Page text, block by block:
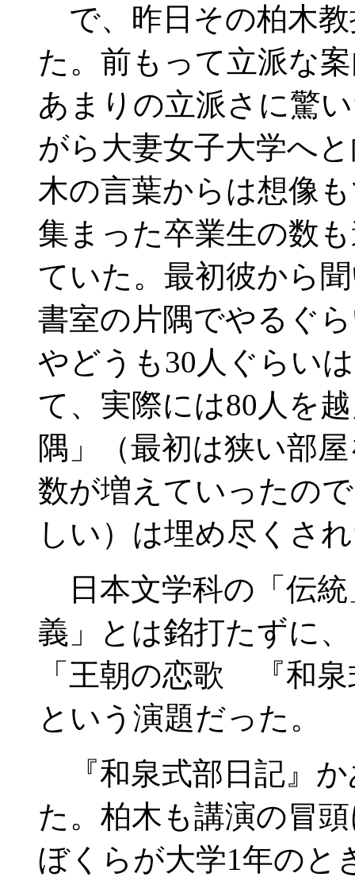
で、昨日その柏木
た。前もって立派な
あまりの立派さに驚
がら大妻女子大学へ
木の言葉からは想像
集まった卒業生の数
ていた。最初彼から
書室の片隅でやるぐ
やどうも30人ぐらい
て、実際には80人を
隅」（最初は狭い部
数が増えていったの
しい）は埋め尽くさ
日本文学科の「伝統
義」とは銘打たずに
「王朝の恋歌 『和
という演題だった。
『和泉式部日記』
た。柏木も講演の冒
ぼくらが大学1年のと